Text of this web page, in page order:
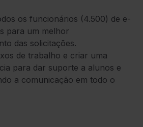
os funcionários (4.500) de e-
para um melhor
das solicitações.
de trabalho e criar uma
para dar suporte a alunos e
a comunicação em todo o